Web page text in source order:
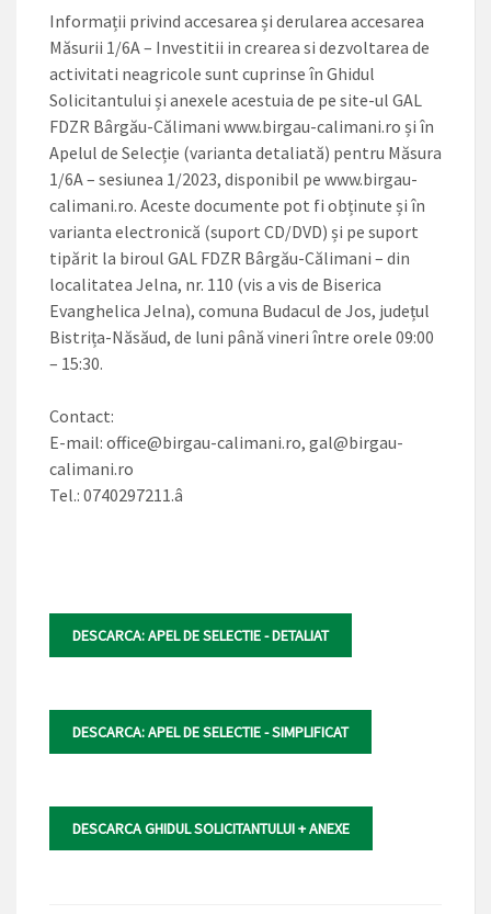
Informații privind accesarea și derularea accesarea
Măsurii 1/6A – Investitii in crearea si dezvoltarea de
activitati neagricole sunt cuprinse în Ghidul
Solicitantului și anexele acestuia de pe site-ul GAL
FDZR Bârgău-Călimani www.birgau-calimani.ro și în
Apelul de Selecție (varianta detaliată) pentru Măsura
1/6A – sesiunea 1/2023, disponibil pe www.birgau-
calimani.ro. Aceste documente pot fi obținute și în
varianta electronică (suport CD/DVD) și pe suport
tipărit la biroul GAL FDZR Bârgău-Călimani – din
localitatea Jelna, nr. 110 (vis a vis de Biserica
Evanghelica Jelna), comuna Budacul de Jos, județul
Bistrița-Năsăud, de luni până vineri între orele 09:00
– 15:30.
Contact:
E-mail: office@birgau-calimani.ro, gal@birgau-
calimani.ro
Tel.: 0740297211.â
DESCARCA: APEL DE SELECTIE - DETALIAT
DESCARCA: APEL DE SELECTIE - SIMPLIFICAT
DESCARCA GHIDUL SOLICITANTULUI + ANEXE